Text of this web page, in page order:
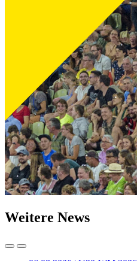
Weitere News